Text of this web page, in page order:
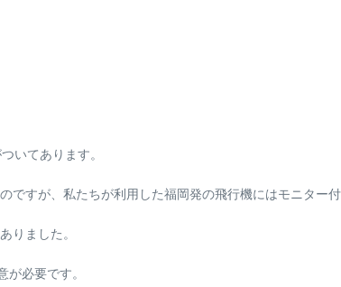
いてあります。
すが、私たちが利用した福岡発の飛行機にはモニター
りました。
が必要です。